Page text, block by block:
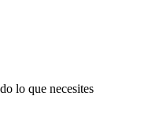
lo que necesites